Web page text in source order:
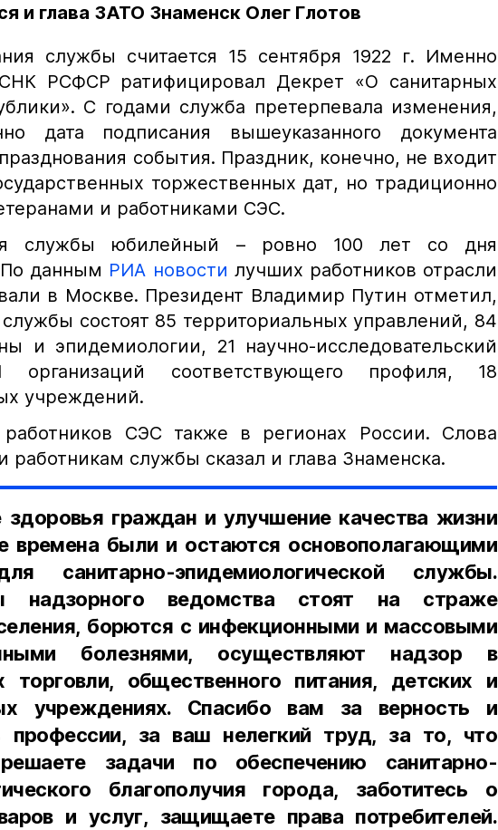
и глава ЗАТО Знаменск Олег Глотов
службы считается 15 сентября 1922 г. Именно
РСФСР ратифицировал Декрет «О санитарных
С годами служба претерпевала изменения,
дата подписания вышеуказанного документа
события. Праздник, конечно, не входит
торжественных дат, но традиционно
и работниками СЭС.
службы юбилейный – ровно 100 лет со дня
По данным РИА новости лучших работников отрасли
в Москве. Президент Владимир Путин отметил,
службы состоят 85 территориальных управлений, 84
и эпидемиологии, 21 научно-исследовательский
организаций соответствующего профиля, 18
учреждений.
работников СЭС также в регионах России. Слова
работникам службы сказал и глава Знаменска.
здоровья граждан и улучшение качества жизни
времена были и остаются основополагающими
санитарно-эпидемиологической службы.
надзорного ведомства стоят на страже
борются с инфекционными и массовыми
болезнями, осуществляют надзор в
торговли, общественного питания, детских и
учреждениях. Спасибо вам за верность и
профессии, за ваш нелегкий труд, за то, что
задачи по обеспечению санитарно-
благополучия города, заботитесь о
и услуг, защищаете права потребителей.